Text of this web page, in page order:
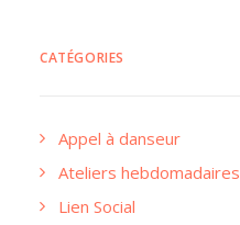
CATÉGORIES
Appel à danseur
Ateliers hebdomadaires
Lien Social